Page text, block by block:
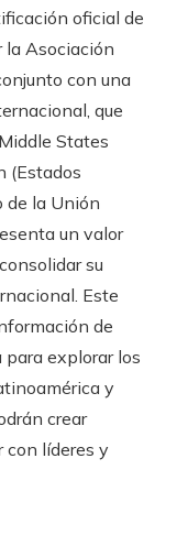
oficial de
la Asociación
con una
que
States
(Estados
de la Unión
un valor
su
Este
de
explorar los
y
crear
con líderes y